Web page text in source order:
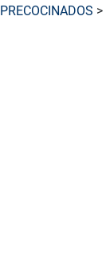
PRECOCINADOS >